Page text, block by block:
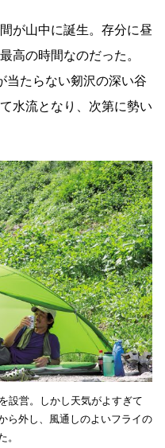
が山中に誕生。存分に昼
高の時間なのだった。
当たらない剱沢の深い谷
水流となり、次第に勢い
設営。しかし天気がよすぎて
ら外し、風通しのよいフライの
。